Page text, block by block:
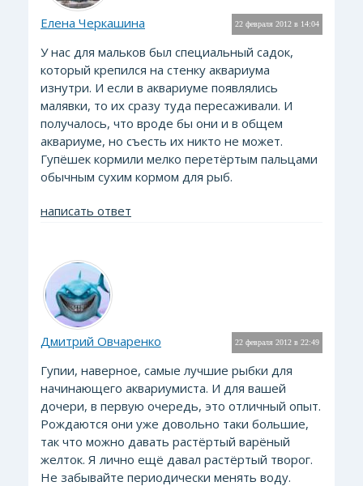
22 февраля 2012 в 14:04
Елена Черкашина
У нас для мальков был специальный садок,
который крепился на стенку аквариума
изнутри. И если в аквариуме появлялись
малявки, то их сразу туда пересаживали. И
получалось, что вроде бы они и в общем
аквариуме, но съесть их никто не может.
Гупёшек кормили мелко перетёртым пальцами
обычным сухим кормом для рыб.
написать ответ
22 февраля 2012 в 22:49
Дмитрий Овчаренко
Гупии, наверное, самые лучшие рыбки для
начинающего аквариумиста. И для вашей
дочери, в первую очередь, это отличный опыт.
Рождаются они уже довольно таки большие,
так что можно давать растёртый варёный
желток. Я лично ещё давал растёртый творог.
Не забывайте периодически менять воду.